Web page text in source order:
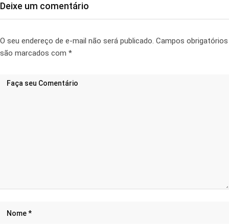
Deixe um comentário
O seu endereço de e-mail não será publicado. Campos obrigatórios
são marcados com *